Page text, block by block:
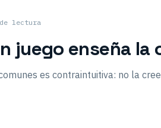
lectura
juego enseña
es contraintuitiva: no la